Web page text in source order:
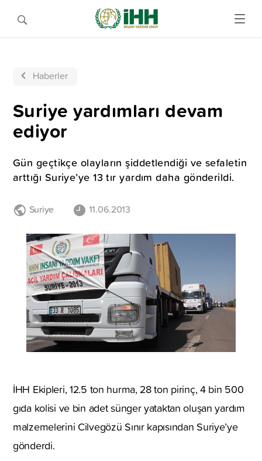
Haberler
Suriye yardımları devam
ediyor
Gün geçtikçe olayların şiddetlendiği ve sefaletin
arttığı Suriye’ye 13 tır yardım daha gönderildi.
Suriye 11.06.2013
İHH Ekipleri, 12.5 ton hurma, 28 ton pirinç, 4 bin 500
gıda kolisi ve bin adet sünger yataktan oluşan yardım
malzemelerini Cilvegözü Sınır kapısından Suriye’ye
gönderdi.